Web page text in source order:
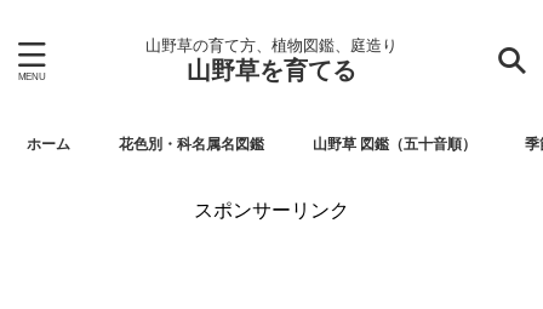
山野草の育て方、植物図鑑、庭造り
山野草を育てる
ホーム 花色別・科名属名図鑑 山野草 図鑑（五十音順） 季
スポンサーリンク